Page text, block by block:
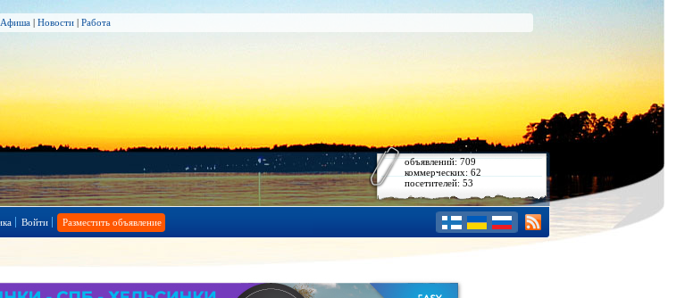
Афиша | Новости | Работа
объявлений: 709
коммерческих: 62
посетителей: 53
Войти Разместить объявление